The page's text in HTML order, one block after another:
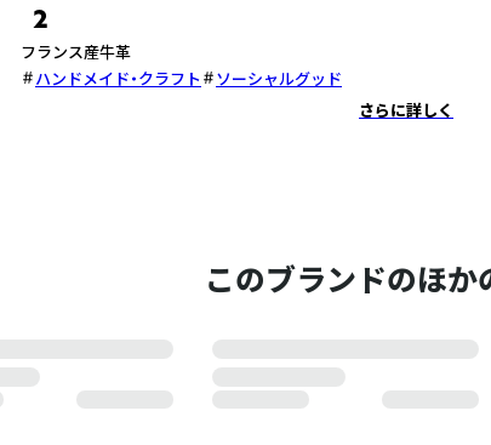
2
フランス産牛革
ハンドメイド・クラフト
ソーシャルグッド
さらに詳しく
このブランドのほか